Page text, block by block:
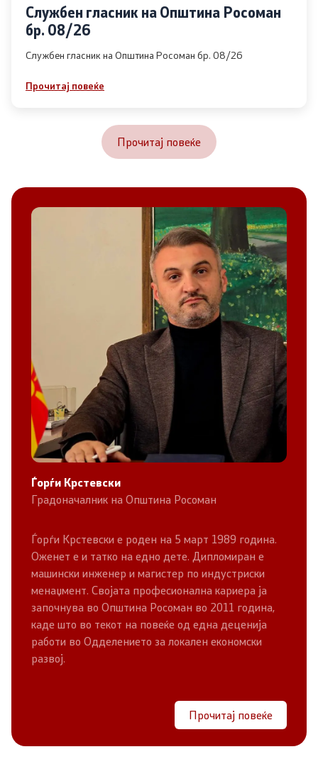
Службен гласник на Општина Росоман
бр. 08/26
Службен гласник на Општина Росоман бр. 08/26
Прочитај повеќе
Прочитај повеќе
Ѓорѓи Крстевски
Градоначалник на Општина Росоман
Ѓорѓи Крстевски е роден на 5 март 1989 година.
Оженет е и татко на едно дете. Дипломиран е
машински инженер и магистер по индустриски
менаџмент. Својата професионална кариера ја
започнува во Општина Росоман во 2011 година,
каде што во текот на повеќе од една деценија
работи во Одделението за локален економски
развој.
Прочитај повеќе